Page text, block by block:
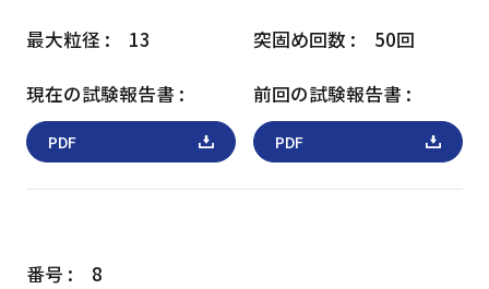
13 50回
PDF PDF
8